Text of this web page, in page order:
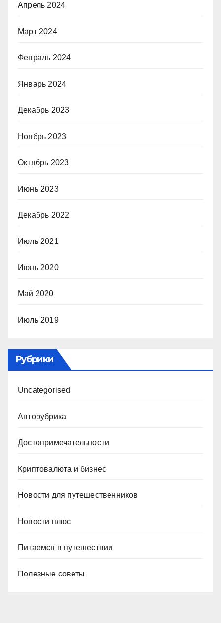
Апрель 2024
Март 2024
Февраль 2024
Январь 2024
Декабрь 2023
Ноябрь 2023
Октябрь 2023
Июнь 2023
Декабрь 2022
Июль 2021
Июнь 2020
Май 2020
Июль 2019
Рубрики
Uncategorised
Авторубрика
Достопримечательности
Криптовалюта и бизнес
Новости для путешественников
Новости плюс
Питаемся в путешествии
Полезные советы